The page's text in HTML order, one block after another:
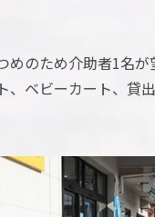
のため介助者1名が
ベビーカート、貸